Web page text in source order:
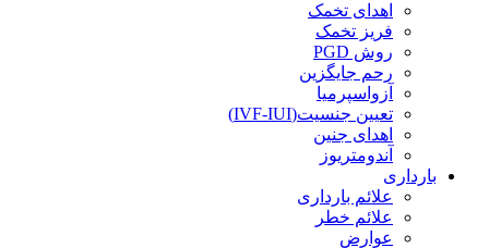
اهدای تخمک
فریز تخمک
روش PGD
رحم جایگزین
آزواسپرمیا
تعیین جنسیت(IVF-IUI)
اهدای جنین
آندومتریوز
بارداری
علائم بارداری
علائم خطر
عوارض